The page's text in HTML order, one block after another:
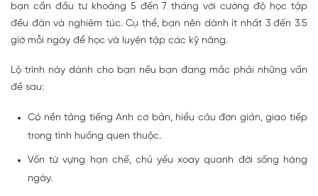
bạn cần đầu tư khoảng 5 đến 7 tháng với cường độ học tập
đều đặn và nghiêm túc. Cụ thể, bạn nên dành ít nhất 3 đến 3.5
giờ mỗi ngày để học và luyện tập các kỹ năng.
Lộ trình này dành cho bạn nếu bạn đang mắc phải những vấn
đề sau:
Có nền tảng tiếng Anh cơ bản, hiểu câu đơn giản, giao tiếp
trong tình huống quen thuộc.
Vốn từ vựng hạn chế, chủ yếu xoay quanh đời sống hàng
ngày.